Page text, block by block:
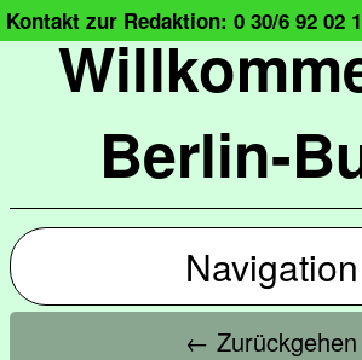
Berlin-
Kontakt zur Redaktion: 0 30/6 92 02
Navigation
← Zurückgehen